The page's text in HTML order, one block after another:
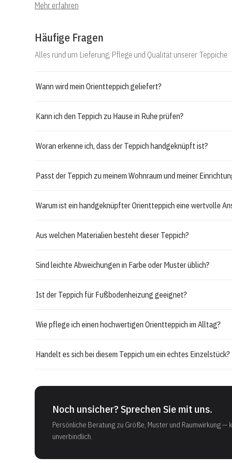
Mehr erfahren
Häufige Fragen
Alles rund um Lieferung, Pflege und Qualität unserer Teppiche
Wann wird mein Orientteppich geliefert?
Kann ich den Teppich zu Hause in Ruhe prüfen?
Woran erkenne ich, dass der Teppich handgeknüpft ist?
Passt der Teppich zu meinem Wohnraum und meiner
Warum ist ein handgeknüpfter Orientteppich eine wertvolle
Aus welchen Materialien besteht dieser Teppich?
Sind leichte Abweichungen in Farbe oder Muster üblich?
Ist der Teppich für Fußbodenheizung geeignet?
Wie pflege ich einen hochwertigen Orientteppich im Alltag?
Handelt es sich bei diesem Teppich um ein echtes Einzelstück?
Noch unsicher? Sprechen Sie mit uns.
Persönliche Beratung zu Größe, Muster und Raumwirkung —
unverbindlich.